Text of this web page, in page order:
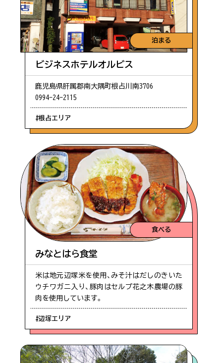
泊まる
ビジネスホテルオルビス
鹿児島県肝属郡南大隅町根占川南3706
0994-24-2115
#根占エリア
食べる
みなとはら食堂
米は地元辺塚米を使用、みそ汁はだしのきいた
ウチワガニ入り、豚肉はセルプ花之木農場の豚
肉を使用しています。
#辺塚エリア